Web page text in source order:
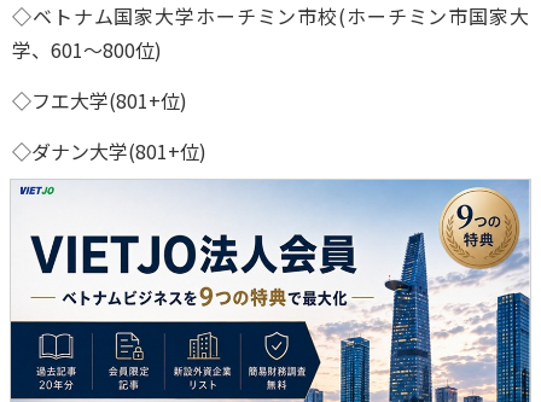
◇ベトナム国家大学ホーチミン市校(ホーチミン市国家大
学、601～800位)
◇フエ大学(801+位)
◇ダナン大学(801+位)